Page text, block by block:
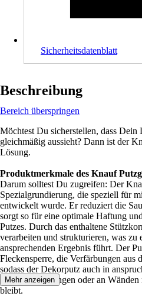
Sicherheitsdatenblatt
Beschreibung
Bereich überspringen
Möchtest Du sicherstellen, dass
gleichmäßig aussieht? Dann ist der
Lösung.
Produktmerkmale des Knauf
Darum solltest Du zugreifen: Der
Spezialgrundierung, die speziell für
entwickelt wurde. Er reduziert die
sorgt so für eine optimale Haftung
Putzes. Durch das enthaltene
verarbeiten und strukturieren, was zu
ansprechenden Ergebnis führt. Der
Fleckensperre, die Verfärbungen aus
sodass der Dekorputz auch in
Raucherwohnungen oder an
bleibt.
Mehr anzeigen